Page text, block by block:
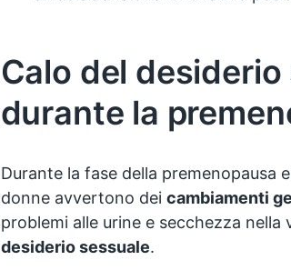
Calo del
durante la
Durante la fase della premenopausa
donne avvertono dei cambiamenti
problemi alle urine e secchezza nella
desiderio sessuale.